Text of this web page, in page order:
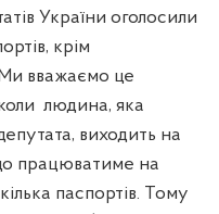
України оголосили
крім
вважаємо це
людина, яка
виходить на
працюватиме на
паспортів. Тому